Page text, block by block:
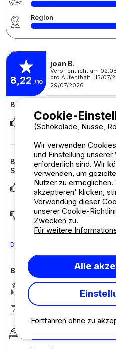
Region
8,22 /10
joan B.
Veröffentlicht am
pro Aufenthalt : 15/07/
29/07/2026
Bewertung des
Heerlijke vakantie gehad,
rust.
Bewertung der Unterkunft :
Schlafzimmer
Mooi chalet, in de schaduw en
Zag er keurig verzorgd uit met
Tip: chalet voorzien van airco.
Den Kommentar in Deutsch
Bewertungen des
Sauberkeit
Unterkunft/Stellplatz
Fortfahren ohne zu
Cookie-
(Schokolade, Nüsse,
Wir verwenden
und Einstellung
erforderlich sind. Wir
verwenden, um
Nutzer zu ermöglichen.
akzeptieren' klicken,
Verwendung dieser
unserer Cookie-
Zwecken zu.
Für weitere
Alle